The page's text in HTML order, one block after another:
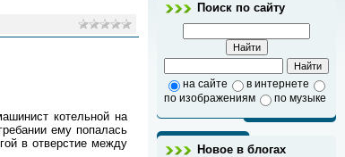
котельной на
ему попалась
в отверстие между
Поиск по сайту
на сайте
в интернете
по изображениям
по музыке
Новое в блогах